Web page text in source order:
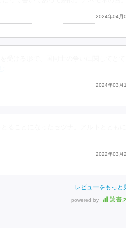
2024年04月
2024年03月
2022年03月
レビューをもっと
powered by